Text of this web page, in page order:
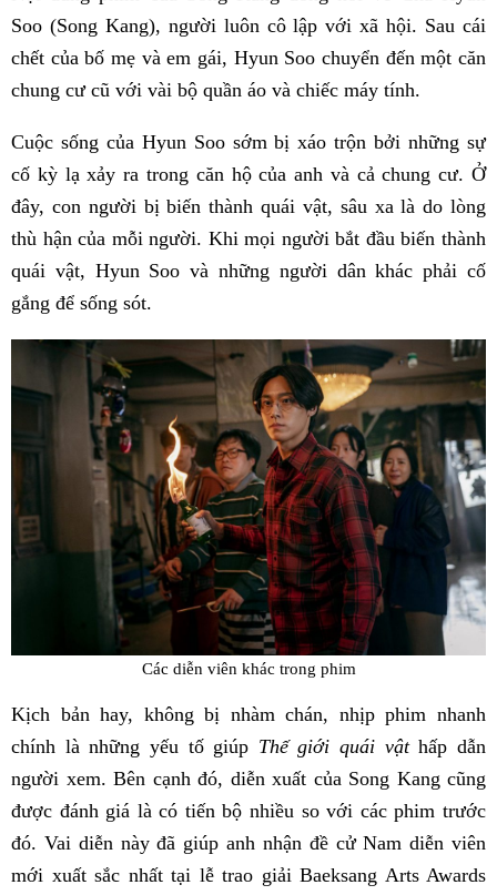
Soo (Song Kang), người luôn cô lập với xã hội. Sau cái
chết của bố mẹ và em gái, Hyun Soo chuyển đến một căn
chung cư cũ với vài bộ quần áo và chiếc máy tính.
Cuộc sống của Hyun Soo sớm bị xáo trộn bởi những sự
cố kỳ lạ xảy ra trong căn hộ của anh và cả chung cư. Ở
đây, con người bị biến thành quái vật, sâu xa là do lòng
thù hận của mỗi người. Khi mọi người bắt đầu biến thành
quái vật, Hyun Soo và những người dân khác phải cố
gắng để sống sót.
Các diễn viên khác trong phim
Kịch bản hay, không bị nhàm chán, nhịp phim nhanh
chính là những yếu tố giúp Thế giới quái vậthấp dẫn
người xem. Bên cạnh đó, diễn xuất của Song Kang cũng
được đánh giá là có tiến bộ nhiều so với các phim trước
đó. Vai diễn này đã giúp anh nhận đề cử Nam diễn viên
mới xuất sắc nhất tại lễ trao giải Baeksang Arts Awards